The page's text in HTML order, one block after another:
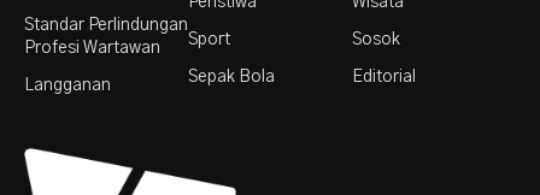
Standar Perlindungan
Profesi Wartawan
Langganan
Sport
Sepak Bola
Sosok
Editorial